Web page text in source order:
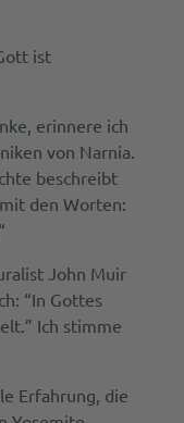
ist
erinnere ich
von Narnia.
beschreibt
den Worten:
John Muir
“In Gottes
Ich stimme
Erfahrung, die